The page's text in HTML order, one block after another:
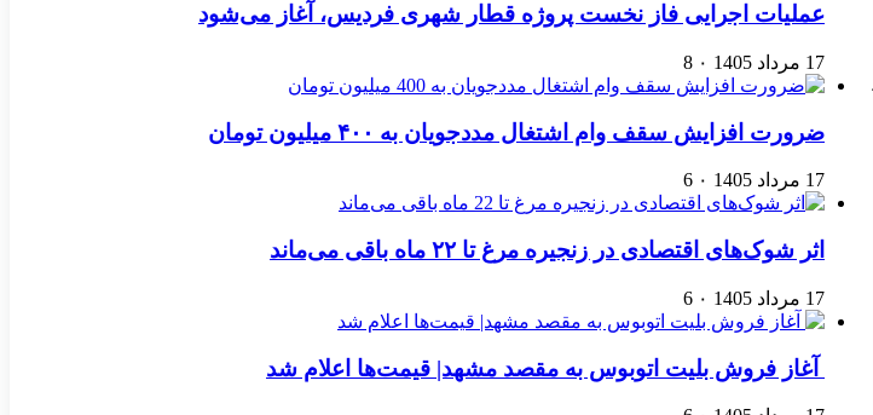
عملیات اجرایی فاز نخست پروژه قطار شهری فردیس، آغاز می‌شود
17 مرداد 1405 ۰ 8
ضرورت افزایش سقف وام اشتغال مددجویان به ۴۰۰ میلیون تومان
17 مرداد 1405 ۰ 6
اثر شوک‌های اقتصادی در زنجیره مرغ تا ۲۲ ماه باقی می‌ماند
17 مرداد 1405 ۰ 6
آغاز فروش بلیت اتوبوس به مقصد مشهد| قیمت‌ها اعلام شد